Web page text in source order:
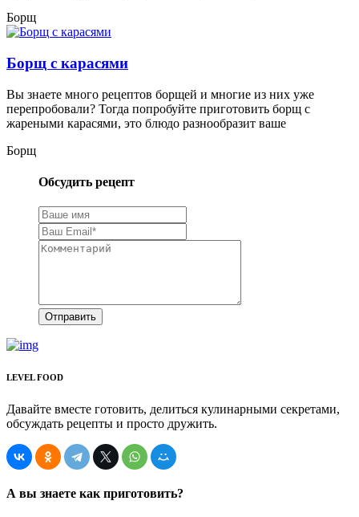
Борщ
Борщ с карасями
Вы знаете много рецептов борщей и многие из них уже
перепробовали? Тогда попробуйте приготовить борщ с
жареными карасями, это блюдо разнообразит ваше
Борщ
Обсудить рецепт
Отправить
LEVEL FOOD
Давайте вместе готовить, делиться кулинарными секретами,
обсуждать рецепты и просто дружить.
А вы знаете как приготовить?